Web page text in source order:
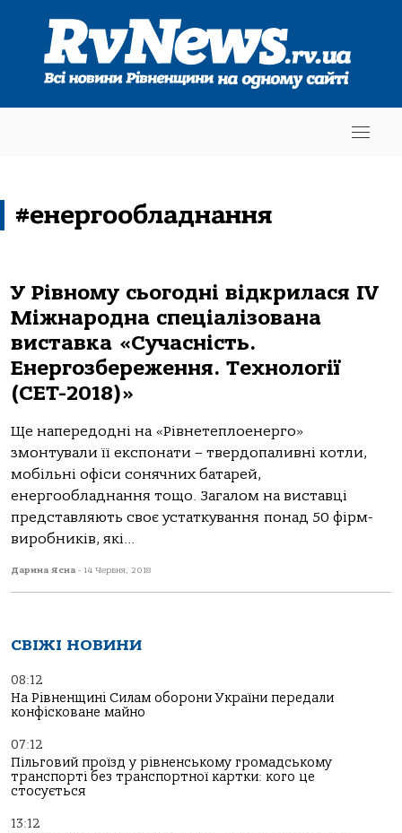
#енергообладнання
У Рівному сьогодні відкрилася IV
Міжнародна спеціалізована
виставка «Сучасність.
Енергозбереження. Технології
(СЕТ-2018)»
Ще напередодні на «Рівнетеплоенерго»
змонтували її експонати – твердопаливні котли,
мобільні офіси сонячних батарей,
енергообладнання тощо. Загалом на виставці
представляють своє устаткування понад 50 фірм-
виробників, які...
Дарина Ясна - 14 Червня, 2018
СВІЖІ НОВИНИ
08:12
На Рівненщині Силам оборони України передали
конфісковане майно
07:12
Пільговий проїзд у рівненському громадському
транспорті без транспортної картки: кого це
стосується
13:12